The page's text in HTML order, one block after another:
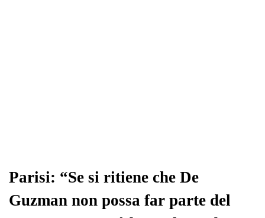
Parisi: “Se si ritiene che De
Guzman non possa far parte del